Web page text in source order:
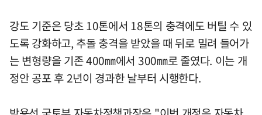
강도 기준은 당초 10톤에서 18톤의 충격에도 버틸 수 있
도록 강화하고, 추돌 충격을 받았을 때 뒤로 밀려 들어가
는 변형량을 기존 400㎜에서 300㎜로 줄였다. 이는 개
정안 공포 후 2년이 경과한 날부터 시행한다.